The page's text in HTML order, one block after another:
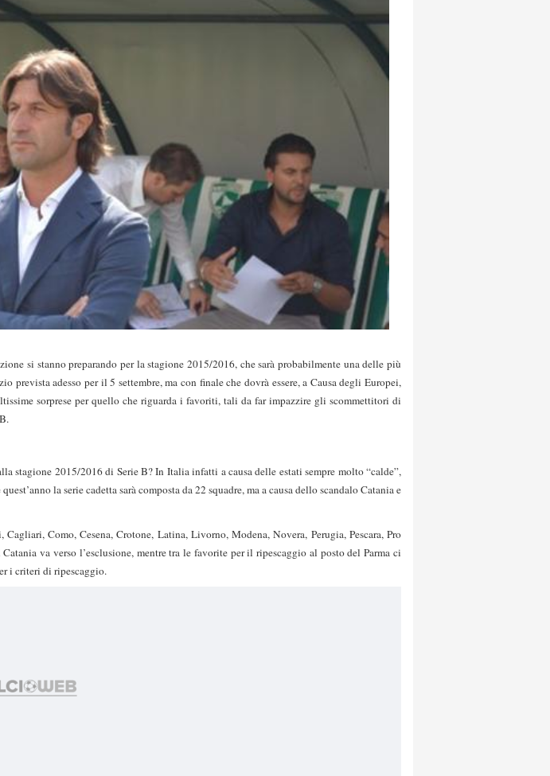
si stanno preparando per la stagione 2015/2016, che sarà probabilmente una delle più
adesso per il 5 settembre, ma con finale che dovrà essere, a Causa degli Europei,
sorprese per quello che riguarda i favoriti, tali da far impazzire gli scommettitori di
stagione 2015/2016 di Serie B? In Italia infatti a causa delle estati sempre molto “calde”,
la serie cadetta sarà composta da 22 squadre, ma a causa dello scandalo Catania e
Como, Cesena, Crotone, Latina, Livorno, Modena, Novera, Perugia, Pescara, Pro
va verso l’esclusione, mentre tra le favorite per il ripescaggio al posto del Parma ci
i criteri di ripescaggio.